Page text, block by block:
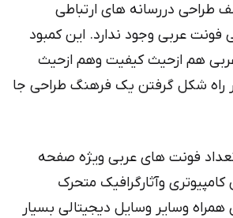
طراحی دررسانه های ارتباطی
فونت عربی وجود ندارد. این کمبود
هم ازحیث کیفیت وهم ازحیث
راه شکل گرفتن یک فرهنگ طراحی جا
فونت های عربی ویژه صفحه
وآثارگرافیک متحرک
همراه وسایر وسایل دیجیتالی بسیار